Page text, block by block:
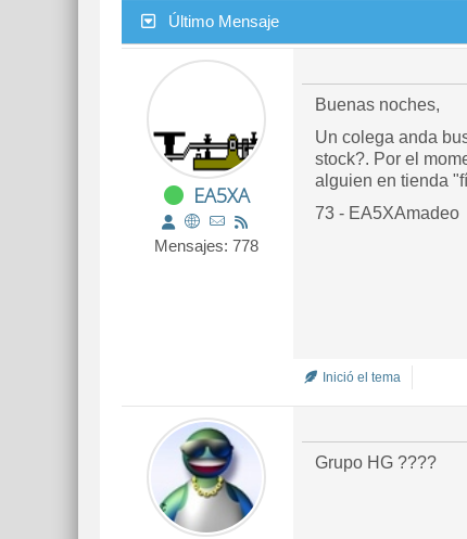
Último Mensaje
EA5XA
Mensajes: 778
Buenas noches,
Un colega anda
stock?. Por el
alguien en tienda
73 - EA5XAmadeo
Inició el tema
Grupo HG ????